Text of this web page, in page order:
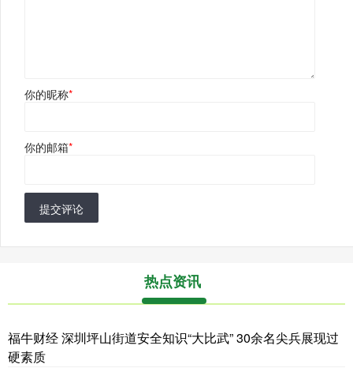
你的昵称*
你的邮箱*
提交评论
热点资讯
福牛财经 深圳坪山街道安全知识“大比武” 30余名尖兵展现过
硬素质